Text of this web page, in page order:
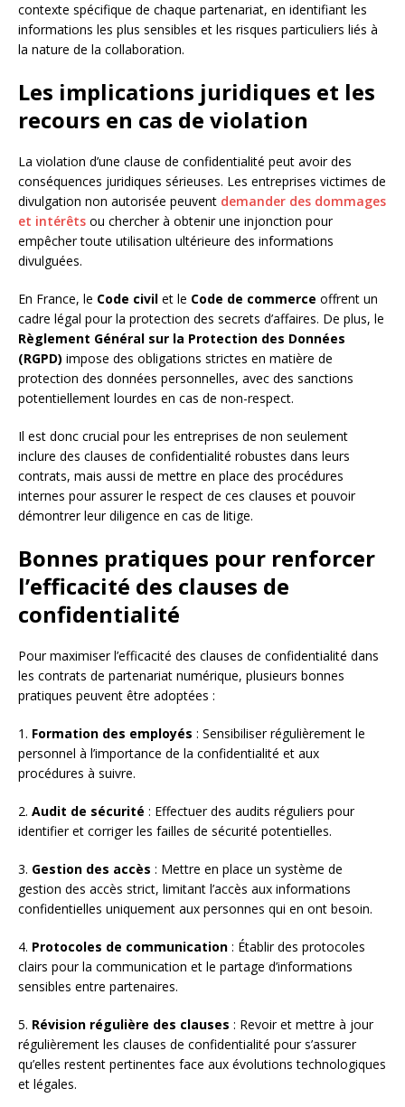
contexte spécifique de chaque partenariat, en identifiant les
informations les plus sensibles et les risques particuliers liés à
la nature de la collaboration.
Les implications juridiques et les
recours en cas de violation
La violation d’une clause de confidentialité peut avoir des
conséquences juridiques sérieuses. Les entreprises victimes de
divulgation non autorisée peuvent demander des dommages
et intérêts ou chercher à obtenir une injonction pour
empêcher toute utilisation ultérieure des informations
divulguées.
En France, le Code civil et le Code de commerce offrent un
cadre légal pour la protection des secrets d’affaires. De plus, le
Règlement Général sur la Protection des Données
(RGPD) impose des obligations strictes en matière de
protection des données personnelles, avec des sanctions
potentiellement lourdes en cas de non-respect.
Il est donc crucial pour les entreprises de non seulement
inclure des clauses de confidentialité robustes dans leurs
contrats, mais aussi de mettre en place des procédures
internes pour assurer le respect de ces clauses et pouvoir
démontrer leur diligence en cas de litige.
Bonnes pratiques pour renforcer
l’efficacité des clauses de
confidentialité
Pour maximiser l’efficacité des clauses de confidentialité dans
les contrats de partenariat numérique, plusieurs bonnes
pratiques peuvent être adoptées :
1. Formation des employés : Sensibiliser régulièrement le
personnel à l’importance de la confidentialité et aux
procédures à suivre.
2. Audit de sécurité : Effectuer des audits réguliers pour
identifier et corriger les failles de sécurité potentielles.
3. Gestion des accès : Mettre en place un système de
gestion des accès strict, limitant l’accès aux informations
confidentielles uniquement aux personnes qui en ont besoin.
4. Protocoles de communication : Établir des protocoles
clairs pour la communication et le partage d’informations
sensibles entre partenaires.
5. Révision régulière des clauses : Revoir et mettre à jour
régulièrement les clauses de confidentialité pour s’assurer
qu’elles restent pertinentes face aux évolutions technologiques
et légales.